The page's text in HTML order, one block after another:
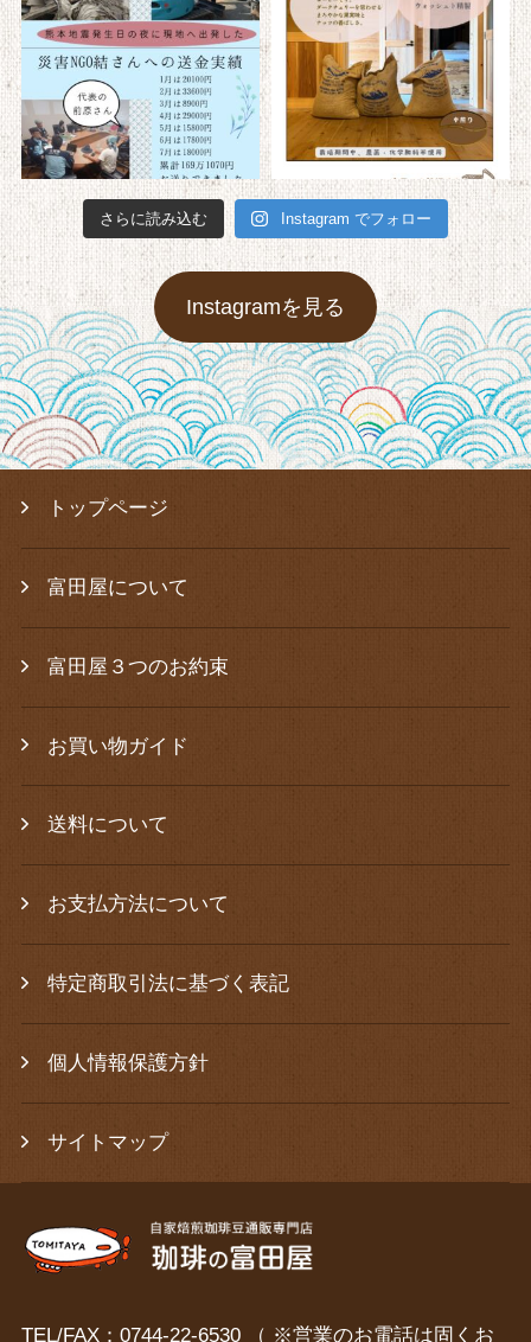
さらに読み込む Instagram でフォロー
Instagramを見る
トップページ
富田屋について
富田屋３つのお約束
お買い物ガイド
送料について
お支払方法について
特定商取引法に基づく表記
個人情報保護方針
サイトマップ
TEL/FAX：0744-22-6530 （ ※営業のお電話は固くお